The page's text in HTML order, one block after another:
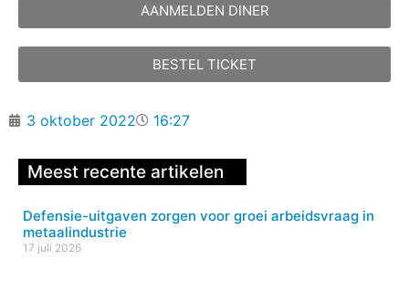
AANMELDEN DINER
BESTEL TICKET
3 oktober 2022 16:27
Meest recente artikelen
Defensie-uitgaven zorgen voor groei arbeidsvraag in
metaalindustrie
17 juli 2026